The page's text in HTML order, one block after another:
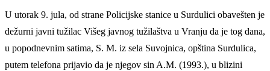
U utorak 9. jula, od strane Policijske stanice u Surdulici obavešten je
dežurni javni tužilac Višeg javnog tužilaštva u Vranju da je tog dana,
u popodnevnim satima, S. M. iz sela Suvojnica, opština Surdulica,
putem telefona prijavio da je njegov sin A.M. (1993.), u blizini